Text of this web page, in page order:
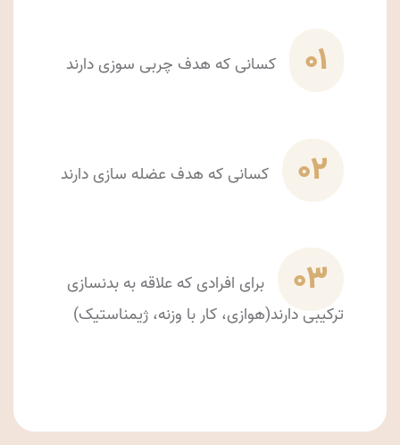
01 کسانی که هدف چربی سوزی دارند
02 کسانی که هدف عضله سازی دارند
03
برای افرادی که علاقه به بدنسازی
ترکیبی دارند(هوازی، کار با وزنه، ژیمناستیک)